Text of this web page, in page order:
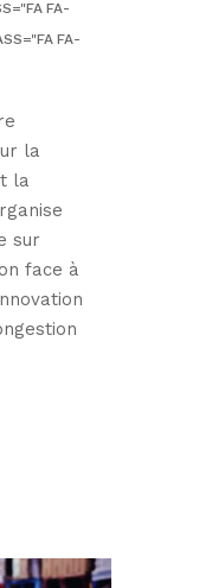
FA-
FA-
la
la
sur
face à